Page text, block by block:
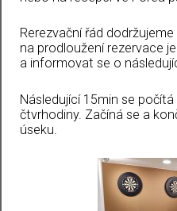
Rerezvační řád
na prodloužení rezervace
a informovat se o
Následující 15min se
čtvrhodiny. Začíná se a
úseku.